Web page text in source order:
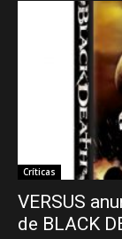
Críticas
VERSUS
de BLACK